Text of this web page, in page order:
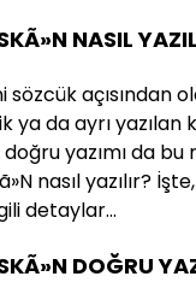
NASIL
sözcük açısından
ya da ayrı
yazımı da
nasıl yazılır?
detaylar…
DOĞRU